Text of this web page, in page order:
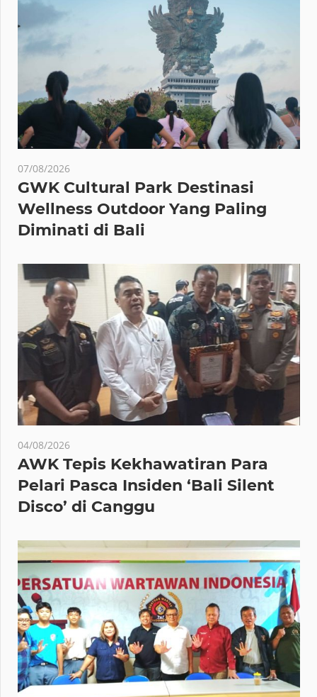
07/08/2026
GWK Cultural Park Destinasi
Wellness Outdoor Yang Paling
Diminati di Bali
04/08/2026
AWK Tepis Kekhawatiran Para
Pelari Pasca Insiden ‘Bali Silent
Disco’ di Canggu